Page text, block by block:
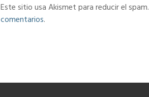
Este sitio usa Akismet para reducir el spam.
comentarios.